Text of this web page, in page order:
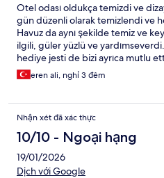
Otel odası oldukça temizdi ve
gün düzenli olarak temizlendi ve
Havuz da aynı şekilde temiz ve
ilgili, güler yüzlü ve yardımseverdi.
hediye jesti de bizi ayrıca mutlu
kaldık ve güzel bir deneyim
rahatlığıyla tavsiye ederim.
eren ali, nghỉ 3 đêm
Nhận xét đã xác thực
10/10 - Ngoại hạng
19/01/2026
Dịch với Google